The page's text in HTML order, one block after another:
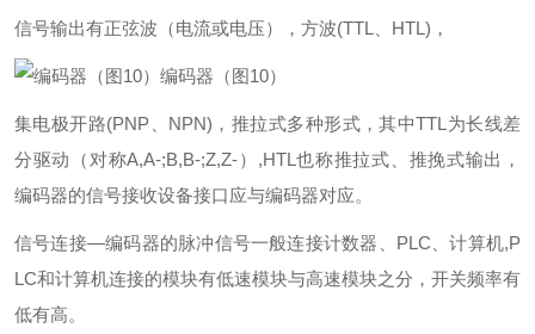
信号输出有正弦波（电流或电压），方波(TTL、HTL)，
编码器（图10）
集电极开路(PNP、NPN)，推拉式多种形式，其中TTL为长线差
分驱动（对称A,A-;B,B-;Z,Z-）,HTL也称推拉式、推挽式输出，
编码器的信号接收设备接口应与编码器对应。
信号连接—编码器的脉冲信号一般连接计数器、PLC、计算机,P
LC和计算机连接的模块有低速模块与高速模块之分，开关频率有
低有高。